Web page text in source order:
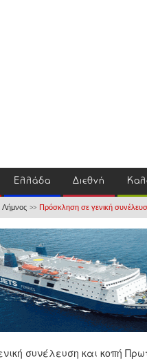
Ελλάδα Διεθνή
Λήμνος >> Πρόσκληση σε γενική